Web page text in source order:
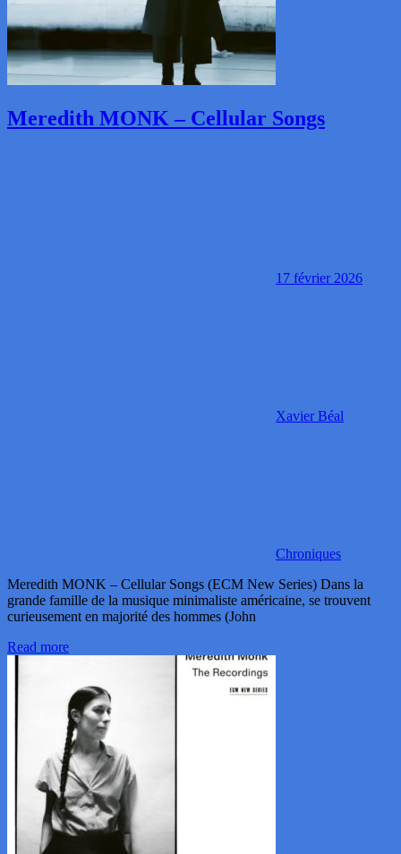
Meredith MONK – Cellular Songs
17 février 2026
Xavier Béal
Chroniques
Meredith MONK – Cellular Songs (ECM New Series) Dans la
grande famille de la musique minimaliste américaine, se trouvent
curieusement en majorité des hommes (John
Read more